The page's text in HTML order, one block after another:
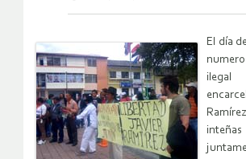
El día